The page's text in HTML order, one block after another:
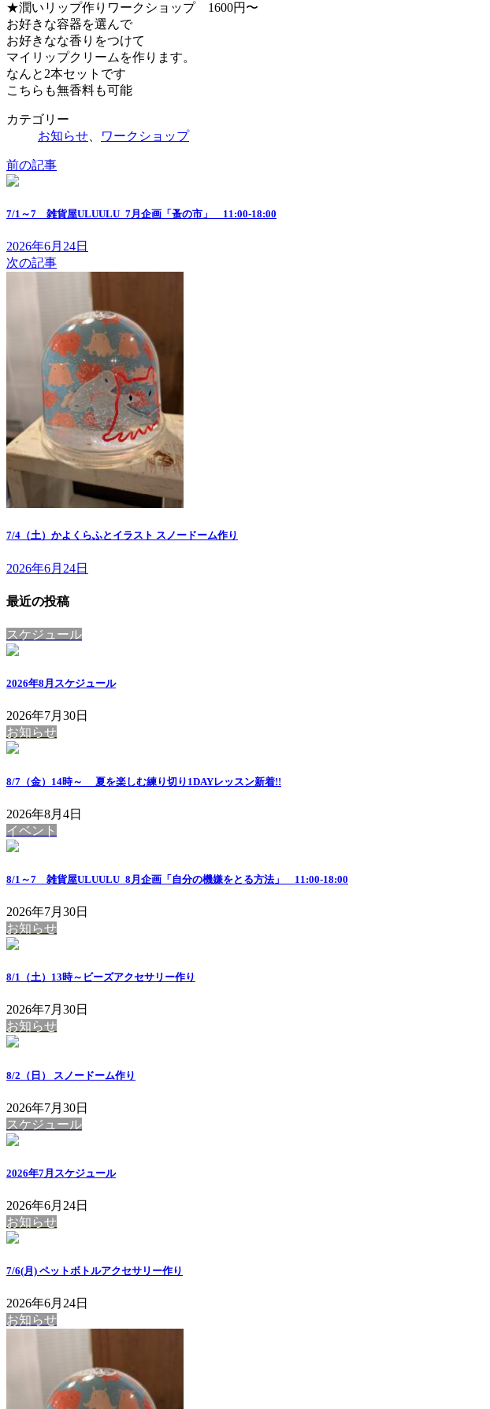
★潤いリップ作りワークショップ 1600円〜
お好きな容器を選んで
お好きなな香りをつけて
マイリップクリームを作ります。
なんと2本セットです
こちらも無香料も可能
カテゴリー
お知らせ
ワークショップ
前の記事
7/1～7 雑貨屋ULUULU_7月企画「蚤の市」 11:00-18:00
2026年6月24日
次の記事
7/4（土）かよくらふとイラスト スノードーム作り
2026年6月24日
最近の投稿
スケジュール
2026年8月スケジュール
2026年7月30日
お知らせ
8/7（金）14時～ 夏を楽しむ練り切り1DAYレッスン新着!!
2026年8月4日
イベント
8/1～7 雑貨屋ULUULU_8月企画「自分の機嫌をとる方法」 11:00-18:00
2026年7月30日
お知らせ
8/1（土）13時～ビーズアクセサリー作り
2026年7月30日
お知らせ
8/2（日） スノードーム作り
2026年7月30日
スケジュール
2026年7月スケジュール
2026年6月24日
お知らせ
7/6(月) ペットボトルアクセサリー作り
2026年6月24日
お知らせ